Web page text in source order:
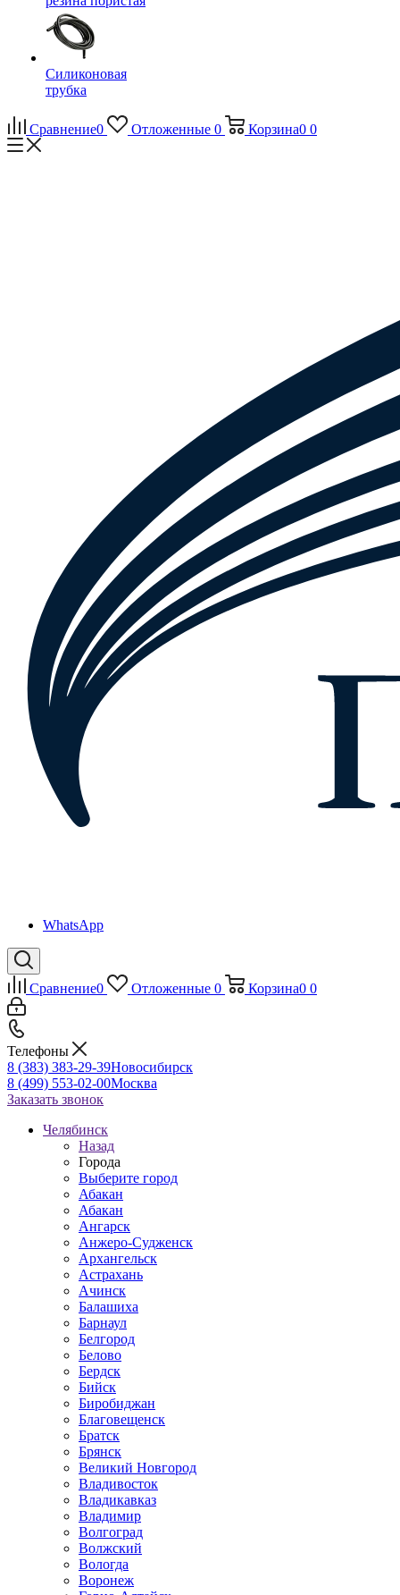
Силиконовая
трубка
Сравнение0 Отложенные 0 Корзина0 0
WhatsApp
Сравнение0 Отложенные 0 Корзина0 0
Телефоны
8 (383) 383-29-39Новосибирск
8 (499) 553-02-00Москва
Заказать звонок
Челябинск
Назад
Города
Выберите город
Абакан
Абакан
Ангарск
Анжеро-Судженск
Архангельск
Астрахань
Ачинск
Балашиха
Барнаул
Белгород
Белово
Бердск
Бийск
Биробиджан
Благовещенск
Братск
Брянск
Великий Новгород
Владивосток
Владикавказ
Владимир
Волгоград
Волжский
Вологда
Воронеж